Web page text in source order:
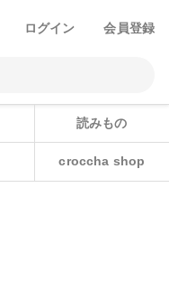
ログイン 会員登録
読みもの
croccha shop